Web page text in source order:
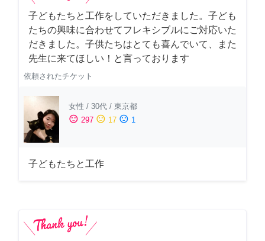
子どもたちと工作をしていただきました。子ども
たちの興味に合わせてフレキシブルにご対応いた
だきました。子供たちはとても喜んでいて、また
先生に来てほしい！と言っております
依頼されたチケット
女性 / 30代 / 東京都
sentiment_satisfied 297 sentiment_neutral 17 sentiment_dissatisfied 1
子どもたちと工作